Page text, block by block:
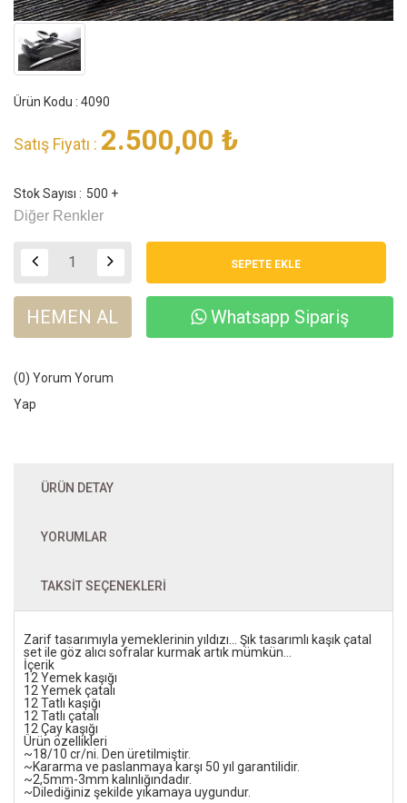
Ürün Kodu : 4090
Satış Fiyatı : 2.500,00 ₺
Stok Sayısı : 500 +
Diğer Renkler
HEMEN AL Whatsapp Sipariş
(0) Yorum Yorum
Yap
ÜRÜN DETAY
YORUMLAR
TAKSIT SEÇENEKLERI
Zarif tasarımıyla yemeklerinin yıldızı... Şık tasarımlı kaşık çatal
set ile göz alıcı sofralar kurmak artık mümkün...
İçerik
12 Yemek kaşığı
12 Yemek çatalı
12 Tatlı kaşığı
12 Tatlı çatalı
12 Çay kaşığı
Ürün özellikleri
~18/10 cr/ni. Den üretilmiştir.
~Kararma ve paslanmaya karşı 50 yıl garantilidir.
~2,5mm-3mm kalınlığındadır.
~Dilediğiniz şekilde yıkamaya uygundur.